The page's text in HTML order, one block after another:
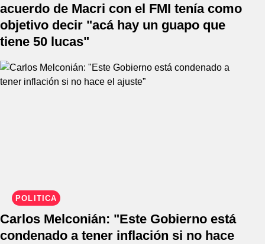
acuerdo de Macri con el FMI tenía como
objetivo decir "acá hay un guapo que
tiene 50 lucas"
POLÍTICA
Carlos Melconián: "Este Gobierno está
condenado a tener inflación si no hace